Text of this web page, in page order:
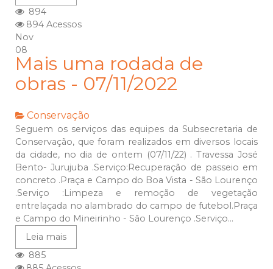
894
894 Acessos
Nov
08
Mais uma rodada de
obras - 07/11/2022
Conservação
Seguem os serviços das equipes da Subsecretaria de
Conservação, que foram realizados em diversos locais
da cidade, no dia de ontem (07/11/22) . Travessa José
Bento- Jurujuba .Serviço:Recuperação de passeio em
concreto .Praça e Campo do Boa Vista - São Lourenço
.Serviço :Limpeza e remoção de vegetação
entrelaçada no alambrado do campo de futebol.Praça
e Campo do Mineirinho - São Lourenço .Serviço...
Leia mais
885